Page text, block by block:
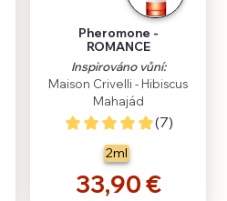
Pheromone -
ROMANCE
Inspirováno vůní:
Maison Crivelli - Hibiscus
Mahajád
(7)
2ml
33,90 €